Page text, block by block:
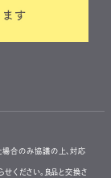
場合のみ協議の上、対応
ください。良品と交換さ